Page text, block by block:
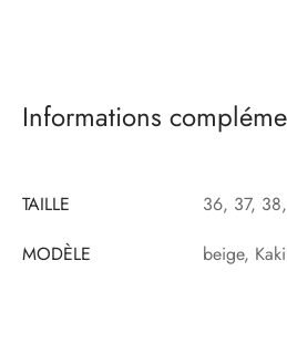
Informations
TAILLE
36, 37,
MODÈLE
beige, Kaki